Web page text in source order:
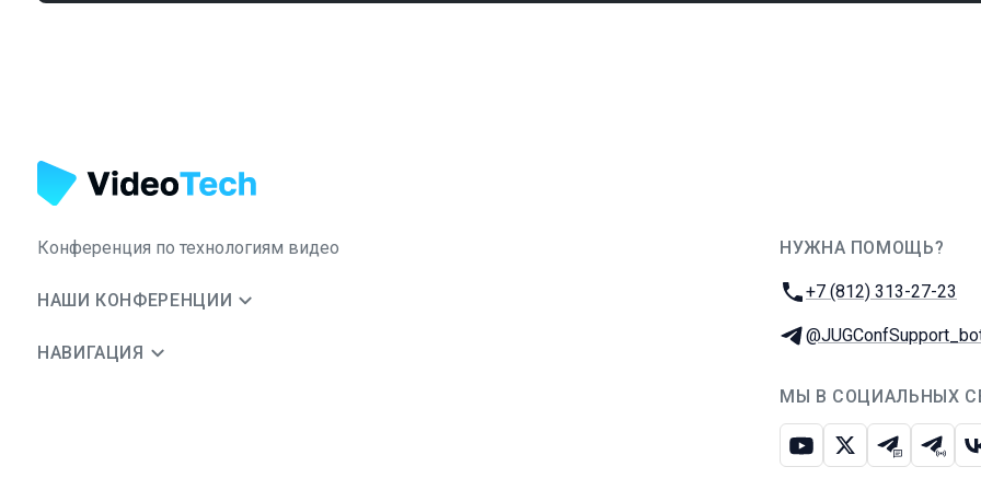
Конференция по технологиям видео
НАШИ КОНФЕРЕНЦИИ
НАВИГАЦИЯ
НУЖНА ПОМОЩЬ?
Телефон:
+7 (812) 313-27-23
Телеграм:
МЫ В СОЦИАЛЬНЫХ
ЮтубИкс Телеграм-